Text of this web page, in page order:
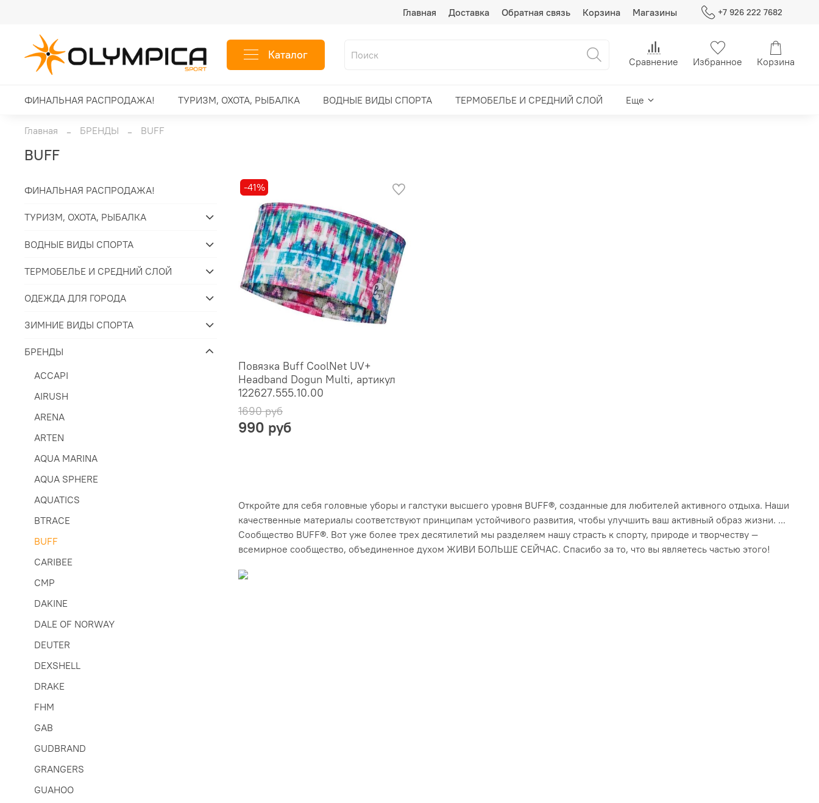
Главная Доставка Обратная связь Корзина Магазины +7 926 222 7682
Каталог Сравнение Избранное Корзина
ФИНАЛЬНАЯ РАСПРОДАЖА! ТУРИЗМ, ОХОТА, РЫБАЛКА ВОДНЫЕ ВИДЫ СПОРТА ТЕРМОБЕЛЬЕ И СРЕДНИЙ СЛОЙ Еще
Главная БРЕНДЫ BUFF
BUFF
-41%
Повязка Buff CoolNet UV+
Headband Dogun Multi, артикул
122627.555.10.00
1690 руб
990 руб
Откройте для себя головные уборы и галстуки высшего уровня BUFF®, созданные для любителей активного отдыха. Наши
качественные материалы соответствуют принципам устойчивого развития, чтобы улучшить ваш активный образ жизни. ...
Сообщество BUFF®. Вот уже более трех десятилетий мы разделяем нашу страсть к спорту, природе и творчеству —
всемирное сообщество, объединенное духом ЖИВИ БОЛЬШЕ СЕЙЧАС. Спасибо за то, что вы являетесь частью этого!
ФИНАЛЬНАЯ РАСПРОДАЖА!
ТУРИЗМ, ОХОТА, РЫБАЛКА
ВОДНЫЕ ВИДЫ СПОРТА
ТЕРМОБЕЛЬЕ И СРЕДНИЙ СЛОЙ
ОДЕЖДА ДЛЯ ГОРОДА
ЗИМНИЕ ВИДЫ СПОРТА
БРЕНДЫ
ACCAPI
AIRUSH
ARENA
ARTEN
AQUA MARINA
AQUA SPHERE
AQUATICS
BTRACE
BUFF
CARIBEE
CMP
DAKINE
DALE OF NORWAY
DEUTER
DEXSHELL
DRAKE
FHM
GAB
GUDBRAND
GRANGERS
GUAHOO